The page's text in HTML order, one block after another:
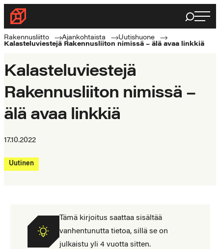
Siirry
suoraan
sisältöön
Rakennusliitto
Rakennusalan
ammattilaisten
Haku
Rakennusliitto Ajankohtaista
Uutishuone
Kalasteluviestejä Rakennusliiton nimissä – älä avaa linkkiä
Kalasteluviestejä
Rakennusliiton nimissä –
älä avaa linkkiä
17.10.2022
Uutinen
Tämä kirjoitus saattaa sisältää
vanhentunutta tietoa, sillä se on
julkaistu yli 4 vuotta sitten.